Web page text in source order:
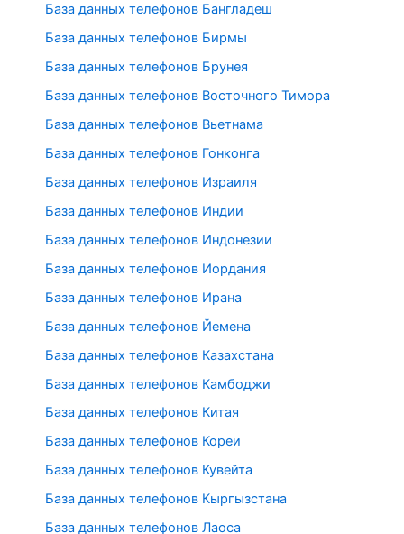
База данных телефонов Бангладеш
База данных телефонов Бирмы
База данных телефонов Брунея
База данных телефонов Восточного Тимора
База данных телефонов Вьетнама
База данных телефонов Гонконга
База данных телефонов Израиля
База данных телефонов Индии
База данных телефонов Индонезии
База данных телефонов Иордания
База данных телефонов Ирана
База данных телефонов Йемена
База данных телефонов Казахстана
База данных телефонов Камбоджи
База данных телефонов Китая
База данных телефонов Кореи
База данных телефонов Кувейта
База данных телефонов Кыргызстана
База данных телефонов Лаоса